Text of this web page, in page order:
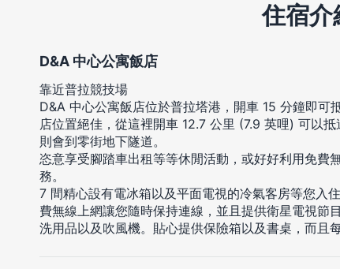
住宿介
D&A 中心公寓飯店
靠近普拉競技場
D&A 中心公寓飯店位於普拉塔港，開車 15 分鐘即可
店位置絕佳，從這裡開車 12.7 公里 (7.9 英哩) 可以
則會到零街地下隧道。
恣意享受腳踏車出租等等休閒活動，或好好利用免費
務。
7 間精心設有電冰箱以及平面電視的冷氣客房等您入
費無線上網讓您隨時保持連線，並且提供衛星電視節
洗用品以及吹風機。貼心提供保險箱以及書桌，而且